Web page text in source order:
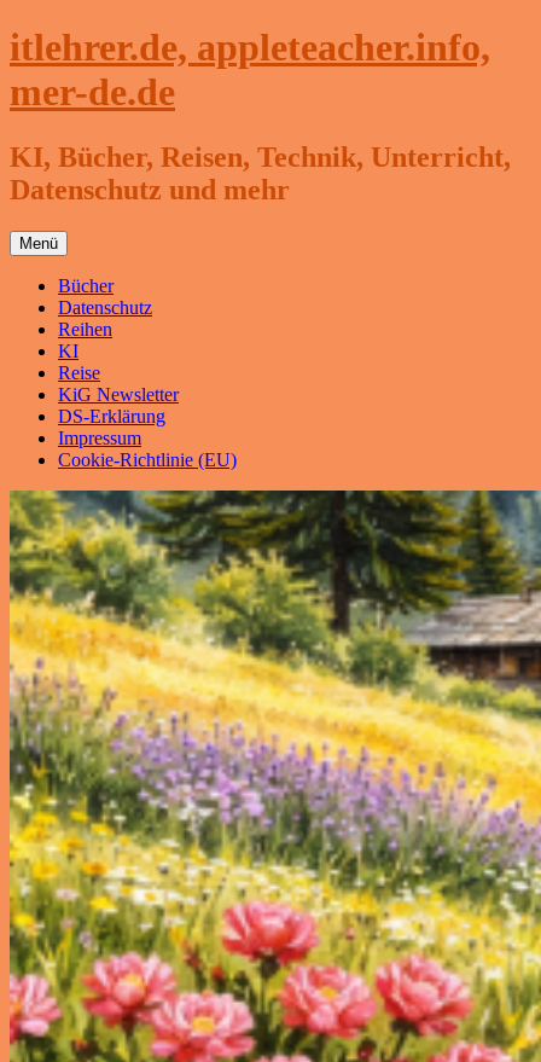
Zum
Inhalt
itlehrer.de, appleteacher.info,
mer-de.de
KI, Bücher, Reisen, Technik, Unterricht,
Datenschutz und mehr
Menü
Bücher
Datenschutz
Reihen
KI
Reise
KiG Newsletter
DS-Erklärung
Impressum
Cookie-Richtlinie (EU)